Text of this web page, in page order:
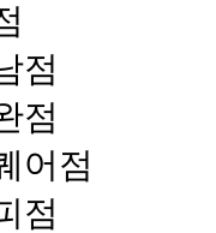
점
점
어점
점